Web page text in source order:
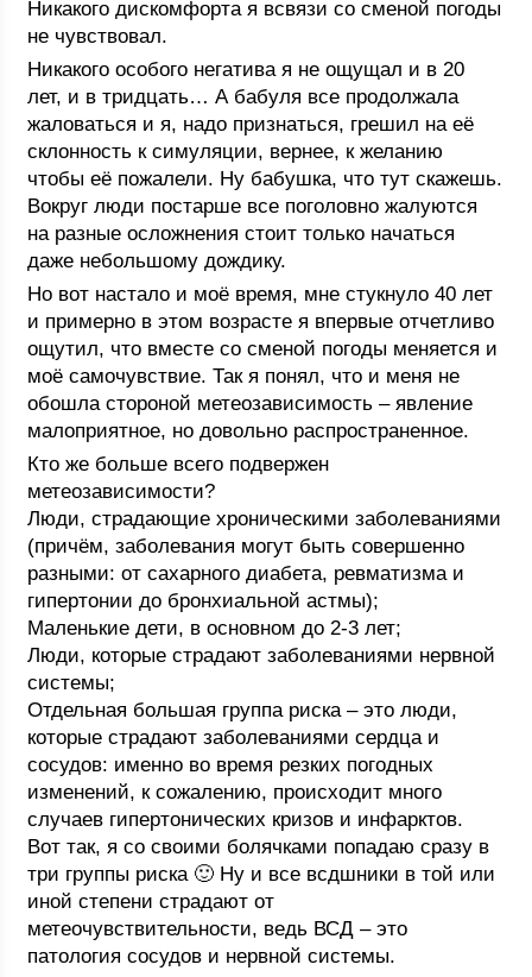
Никакого дискомфорта я всвязи со сменой погоды
не чувствовал.
Никакого особого негатива я не ощущал и в 20
лет, и в тридцать… А бабуля все продолжала
жаловаться и я, надо признаться, грешил на её
склонность к симуляции, вернее, к желанию
чтобы её пожалели. Ну бабушка, что тут скажешь.
Вокруг люди постарше все поголовно жалуются
на разные осложнения стоит только начаться
даже небольшому дождику.
Но вот настало и моё время, мне стукнуло 40 лет
и примерно в этом возрасте я впервые отчетливо
ощутил, что вместе со сменой погоды меняется и
моё самочувствие. Так я понял, что и меня не
обошла стороной метеозависимость – явление
малоприятное, но довольно распространенное.
Кто же больше всего подвержен
метеозависимости?
Люди, страдающие хроническими заболеваниями
(причём, заболевания могут быть совершенно
разными: от сахарного диабета, ревматизма и
гипертонии до бронхиальной астмы);
Маленькие дети, в основном до 2-3 лет;
Люди, которые страдают заболеваниями нервной
системы;
Отдельная большая группа риска – это люди,
которые страдают заболеваниями сердца и
сосудов: именно во время резких погодных
изменений, к сожалению, происходит много
случаев гипертонических кризов и инфарктов.
Вот так, я со своими болячками попадаю сразу в
три группы риска 🙂 Ну и все всдшники в той или
иной степени страдают от
метеочувствительности, ведь ВСД – это
патология сосудов и нервной системы.